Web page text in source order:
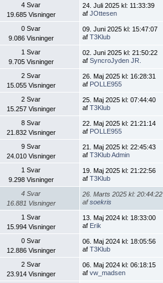
4 Svar
19.685 Visninger
24. Juli 2025 kl: 11:33:39
afJOttesen
0 Svar
9.086 Visninger
09. Juni 2025 kl: 15:47:07
afT3Klub
1 Svar
9.705 Visninger
02. Juni 2025 kl: 21:50:22
afSyncroJyden JR.
2 Svar
15.055 Visninger
26. Maj 2025 kl: 16:28:31
af POLLE955
2 Svar
15.257 Visninger
25. Maj 2025 kl: 07:44:40
afT3Klub
8 Svar
21.832 Visninger
22. Maj 2025 kl: 21:21:14
af POLLE955
9 Svar
24.010 Visninger
21. Maj 2025 kl: 22:45:43
afT3Klub Admin
1 Svar
9.298 Visninger
19. Maj 2025 kl: 21:22:56
afT3Klub
4 Svar
16.881 Visninger
26. Marts 2025 kl: 20:44:22
afsoekris
1 Svar
15.994 Visninger
13. Maj 2024 kl: 18:33:00
af Erik
0 Svar
12.886 Visninger
06. Maj 2024 kl: 18:05:56
afT3Klub
2 Svar
23.914 Visninger
06. Maj 2024 kl: 06:18:15
afvw_madsen